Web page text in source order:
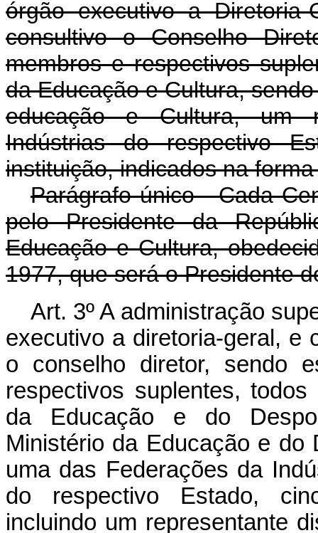
órgão executivo a
consultivo o Conselho
membros e respectivos
da Educação e Cultura,
educação e Cultura, um
Indústrias do respectivo
instituição, indicados na
Parágrafo único - Cada
pelo Presidente da
Educação e Cultura,
1977, que será o Presidente
Art. 3º A administração
executivo a diretoria-geral, e
o conselho diretor, sendo
respectivos suplentes,
da Educação e do
Ministério da Educação e do
uma das Federações da
do respectivo Estado,
incluindo um representante